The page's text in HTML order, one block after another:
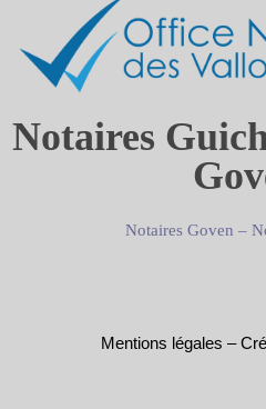
Notaires
Notaires Goven –
Mentions légales –